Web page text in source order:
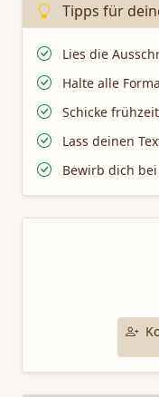
Tipps für
Lies die
Halte alle
Schicke
Lass deinen
Bewirb dich